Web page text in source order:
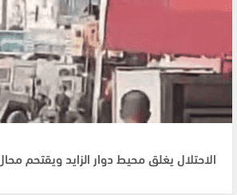
الاحتلال يغلق محيط دوار الزايد ويقتحم